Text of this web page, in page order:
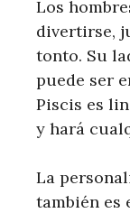
Los
divertirse,
tonto. Su
puede ser
Piscis es
y hará
La
también es